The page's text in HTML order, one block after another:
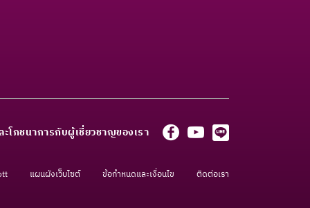
โภชนาการกับผู้เชี่ยวชาญของเรา
แผนผังเว็บไซต์ ข้อกำหนดและเงื่อนไข ติดต่อเรา